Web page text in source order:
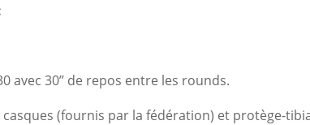
avec 30’’ de repos entre les rounds.
(fournis par la fédération) et protège-